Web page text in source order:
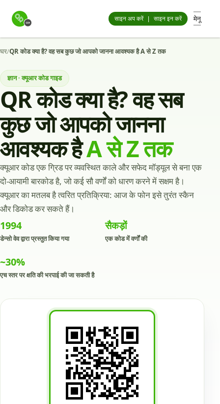
साइन अप करें| साइन इन करें मेनू
घर/QR कोड क्या है? वह सब कुछ जो आपको जानना आवश्यक है A से Z तक
ज्ञान · क्यूआर कोड गाइड
QR कोड क्या है? वह सब
कुछ जो आपको जानना
आवश्यक हैA से Z तक
क्यूआर कोड एक ग्रिड पर व्यवस्थित काले और सफेद मॉड्यूल से बना एक
दो-आयामी बारकोड है, जो कई सौ वर्णों को धारण करने में सक्षम है।
क्यूआर का मतलब है त्वरित प्रतिक्रिया: आज के फोन इसे तुरंत स्कैन
और डिकोड कर सकते हैं।
1994
डेन्सो वेव द्वारा प्रस्तुत किया गया
सैकड़ों
एक कोड में वर्णों की
~30%
एच स्तर पर क्षति की भरपाई की जा सकती है